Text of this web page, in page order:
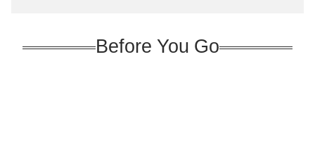
Before You Go